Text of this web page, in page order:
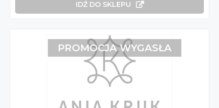
IDŹ DO SKLEPU
PROMOCJA WYGASŁA